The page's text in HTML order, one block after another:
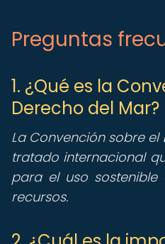
Preguntas
1. ¿Qué es la
Derecho del Mar?
La Convención sobre el
tratado internacional
para el uso
recursos.